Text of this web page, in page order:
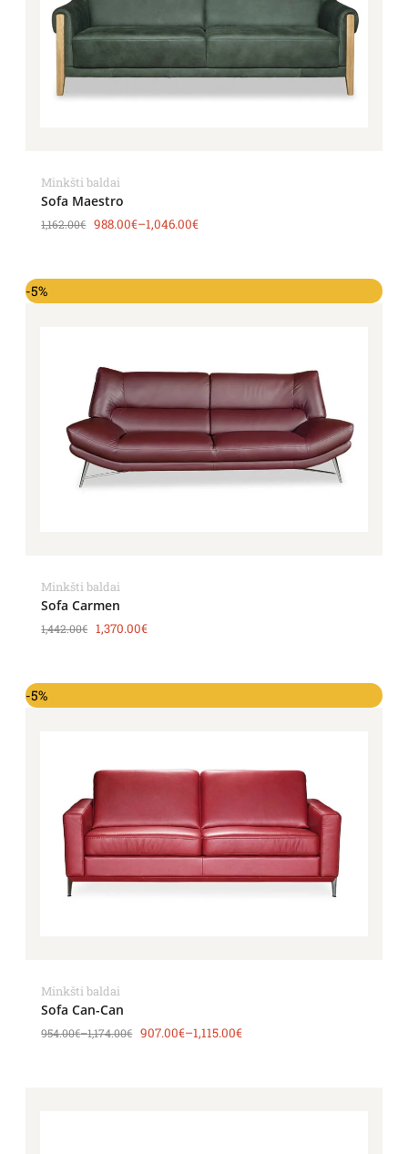
Minkšti baldai
Sofa Maestro
1,162.00€ 988.00€–1,046.00€
-5%
Minkšti baldai
Sofa Carmen
1,442.00€ 1,370.00€
-5%
Minkšti baldai
Sofa Can-Can
954.00€–1,174.00€ 907.00€–1,115.00€